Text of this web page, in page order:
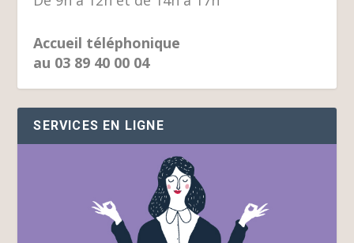
Accueil téléphonique
au 03 89 40 00 04
SERVICES EN LIGNE